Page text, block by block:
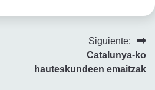
Siguiente:
Catalunya-ko
hauteskundeen emaitzak